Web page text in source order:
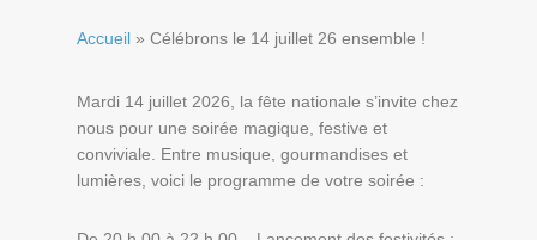
Accueil » Célébrons le 14 juillet 26 ensemble !
Mardi 14 juillet 2026, la fête nationale s’invite chez
nous pour une soirée magique, festive et
conviviale. Entre musique, gourmandises et
lumières, voici le programme de votre soirée :